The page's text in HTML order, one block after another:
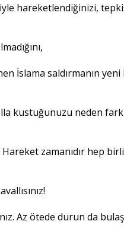
hareketlendiğinizi,
İslama saldırmanın yeni
kustuğunuzu neden fark
zamanıdır hep
Az ötede durun da